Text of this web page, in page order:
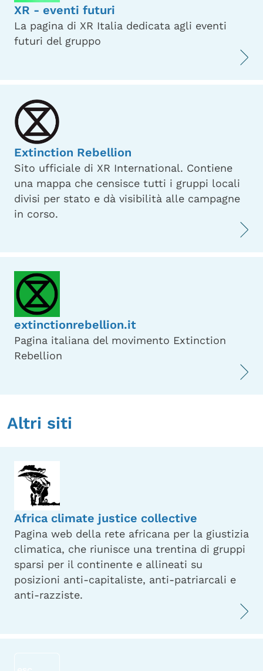
XR - eventi futuri
La pagina di XR Italia dedicata agli eventi
futuri del gruppo
Extinction Rebellion
Sito ufficiale di XR International. Contiene
una mappa che censisce tutti i gruppi locali
divisi per stato e dà visibilità alle campagne
in corso.
extinctionrebellion.it
Pagina italiana del movimento Extinction
Rebellion
Altri siti
Africa climate justice collective
Pagina web della rete africana per la giustizia
climatica, che riunisce una trentina di gruppi
sparsi per il continente e allineati su
posizioni anti-capitaliste, anti-patriarcali e
anti-razziste.